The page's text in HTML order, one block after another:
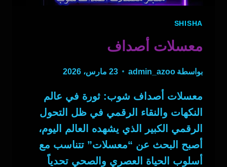
SHISHA
معسلات أصداف
بواسطة admin_azoo 23 مارس، 2026
معسلات أصداف شوب: ثورة في عالم
النكهات والنقاء الرقمي في ظل التحول
الرقمي الكبير الذي يشهده العالم اليوم،
أصبح البحث عن “معسلات” تتناسب مع
أسلوب الحياة العصري والصحي تحدياً